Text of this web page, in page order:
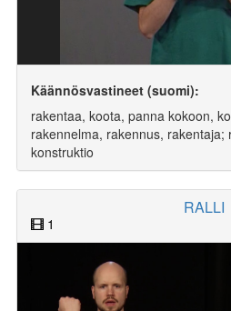
Käännösvastineet (suomi):
rakentaa, koota, panna kokoon,
rakennelma, rakennus, rakentaja;
konstruktio
RALLI
1